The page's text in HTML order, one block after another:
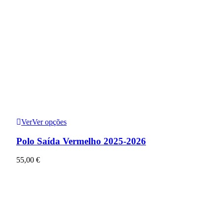
VerVer opções
Polo Saída Vermelho 2025-2026
55,00 €